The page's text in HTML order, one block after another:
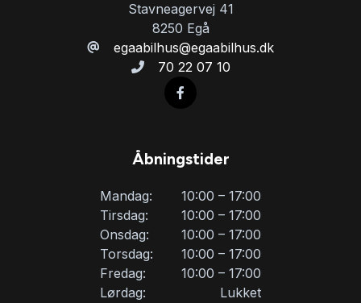
Stavneagervej 41
8250 Egå
egaabilhus@egaabilhus.dk
70 22 07 10
Åbningstider
Mandag:
10:00 – 17:00
Tirsdag:
10:00 – 17:00
Onsdag:
10:00 – 17:00
Torsdag:
10:00 – 17:00
Fredag:
10:00 – 17:00
Lørdag:
Lukket